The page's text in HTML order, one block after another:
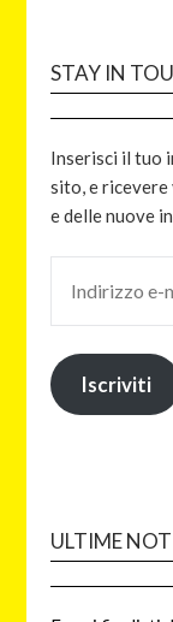
STAY IN
Inserisci il tuo
sito, e
e delle nuove
Iscriviti
ULTIME